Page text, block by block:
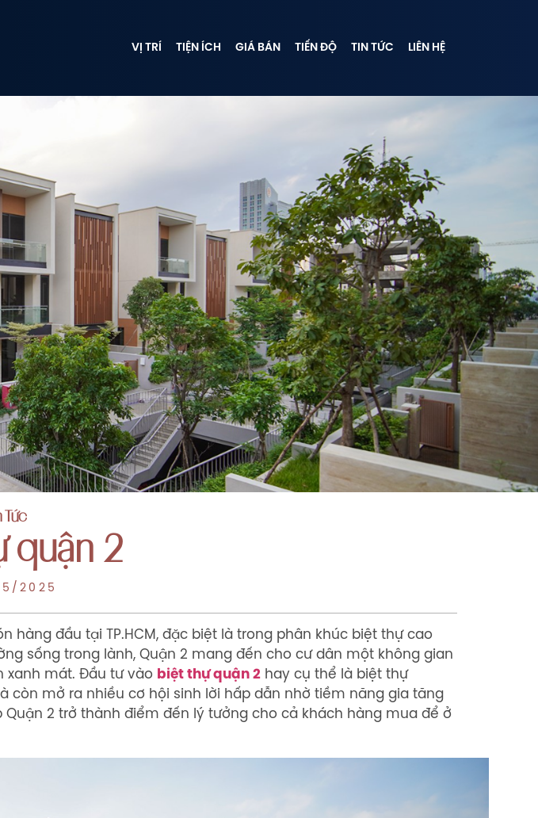
VỊ TRÍ TIỆN ÍCH GIÁ BÁN TIẾN ĐỘ TIN TỨC LIÊN HỆ
Tức
quận 2
2025
đầu tại TP.HCM, đặc biệt là trong phân khúc biệt thự cao
sống trong lành, Quận 2 mang đến cho cư dân một không gian
xanh mát. Đầu tư vào biệt thự quận 2 hay cụ thể là biệt thự
còn mở ra nhiều cơ hội sinh lời hấp dẫn nhờ tiềm năng gia tăng
2 trở thành điểm đến lý tưởng cho cả khách hàng mua để ở